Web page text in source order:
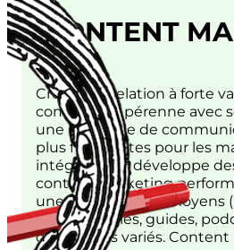
CONTENT
Créer une relation à forte
complice et pérenne avec
une méthode de
plus florissantes pour les
intégrée, Trio développe
content marketing
une multitude de moyens
vidéos, articles, guides,
des médias variés.